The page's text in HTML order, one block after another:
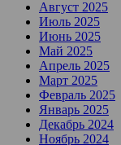
Август 2025
Июль 2025
Июнь 2025
Май 2025
Апрель 2025
Март 2025
Февраль 2025
Январь 2025
Декабрь 2024
Ноябрь 2024